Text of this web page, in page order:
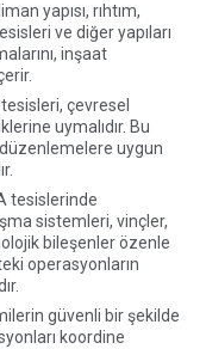
yapısı, rıhtım,
ve diğer yapıları
inşaat
tesisleri, çevresel
uymalıdır. Bu
uygun
tesislerinde
sistemleri, vinçler,
bileşenler özenle
operasyonların
güvenli bir şekilde
koordine